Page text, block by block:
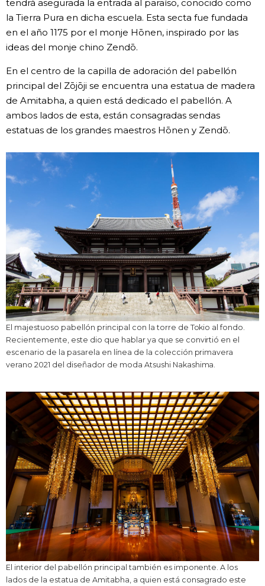
tendrá asegurada la entrada al paraíso, conocido como
la Tierra Pura en dicha escuela. Esta secta fue fundada
en el año 1175 por el monje Hōnen, inspirado por las
ideas del monje chino Zendō.
En el centro de la capilla de adoración del pabellón
principal del Zōjōji se encuentra una estatua de madera
de Amitabha, a quien está dedicado el pabellón. A
ambos lados de esta, están consagradas sendas
estatuas de los grandes maestros Hōnen y Zendō.
El majestuoso pabellón principal con la torre de Tokio al fondo.
Recientemente, este dio que hablar ya que se convirtió en el
escenario de la pasarela en línea de la colección primavera
verano 2021 del diseñador de moda Atsushi Nakashima.
El interior del pabellón principal también es imponente. A los
lados de la estatua de Amitabha, a quien está consagrado este